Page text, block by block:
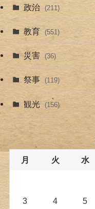
政治 (211)
教育 (551)
災害 (36)
祭事 (119)
観光 (156)
月 火 水
3 4 5